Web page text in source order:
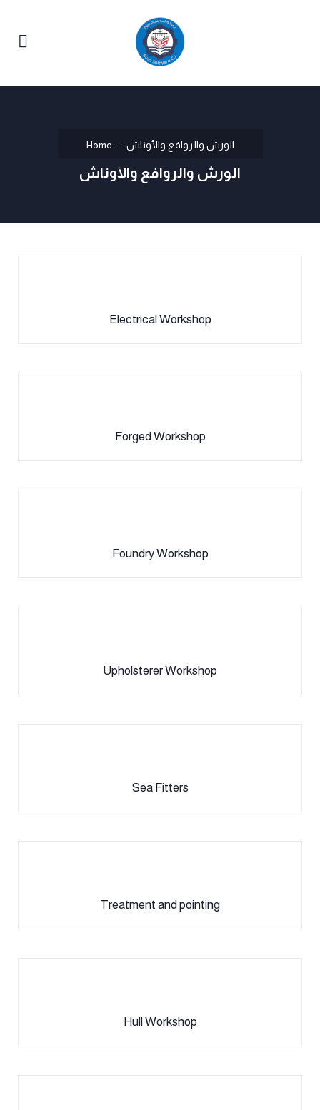
Home الورش والروافع والأوناش
الورش والروافع والأوناش
Electrical Workshop
Forged Workshop
Foundry Workshop
Upholsterer Workshop
Sea Fitters
Treatment and pointing
Hull Workshop